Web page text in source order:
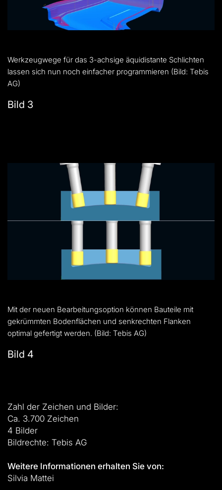
Werkzeugwege für das 3-achsige äquidistante Schlichten
lassen sich nun noch einfacher programmieren (Bild: Tebis
AG)
Bild 3
Mit der neuen Bearbeitungsoption können Bauteile mit
gekrümmten Bodenflächen und senkrechten Flanken
optimal gefertigt werden. (Bild: Tebis AG)
Bild 4
Zahl der Zeichen und Bilder:
Ca. 3.700 Zeichen
4 Bilder
Bildrechte: Tebis AG
Weitere Informationen erhalten Sie von:
Silvia Mattei